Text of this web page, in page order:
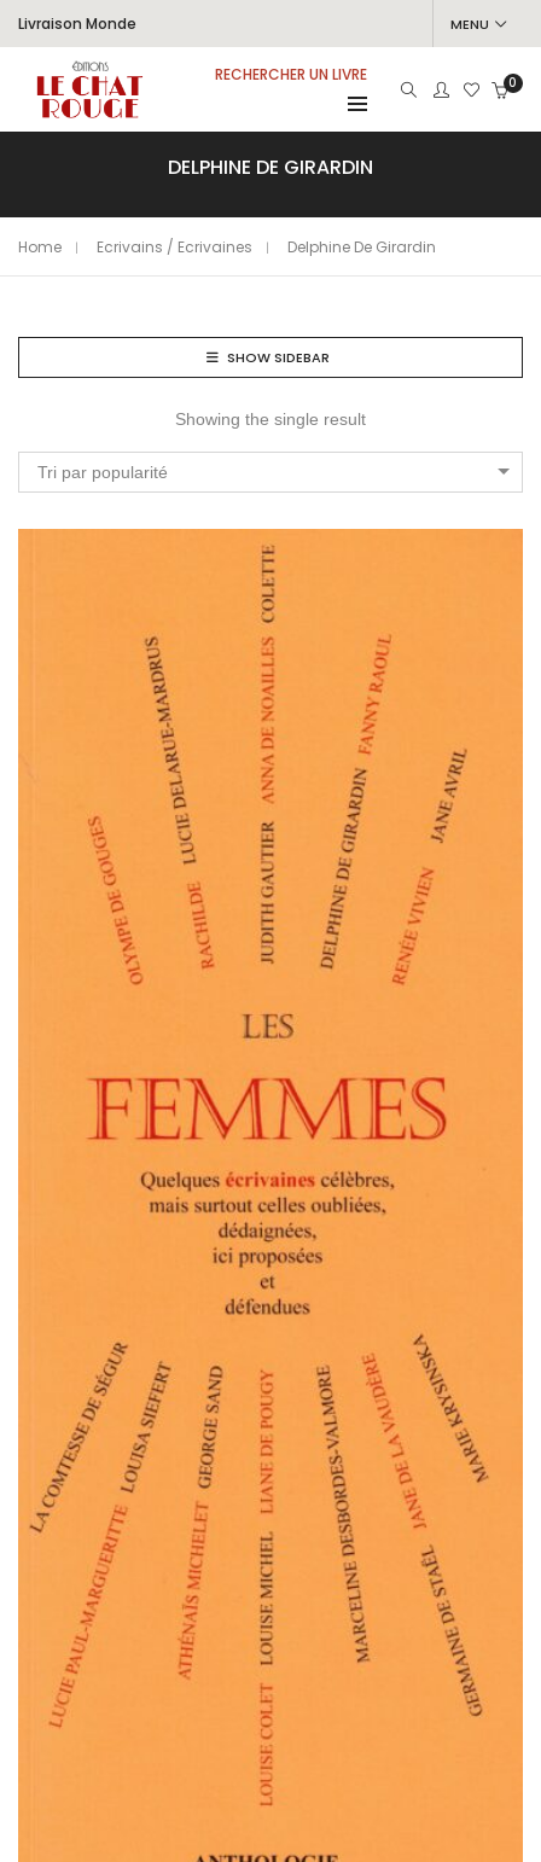
Livraison Monde MENU
RECHERCHER UN LIVRE 0
DELPHINE DE GIRARDIN
Home Ecrivains / Ecrivaines Delphine De Girardin
SHOW SIDEBAR
Showing the single result
Tri par popularité